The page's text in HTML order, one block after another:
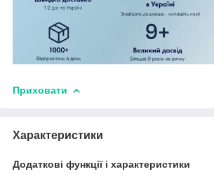
Приховати
Характеристики
Додаткові функції і характеристики